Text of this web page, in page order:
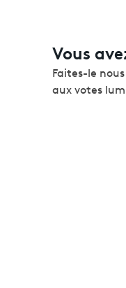
Vous
Faites-le
aux votes